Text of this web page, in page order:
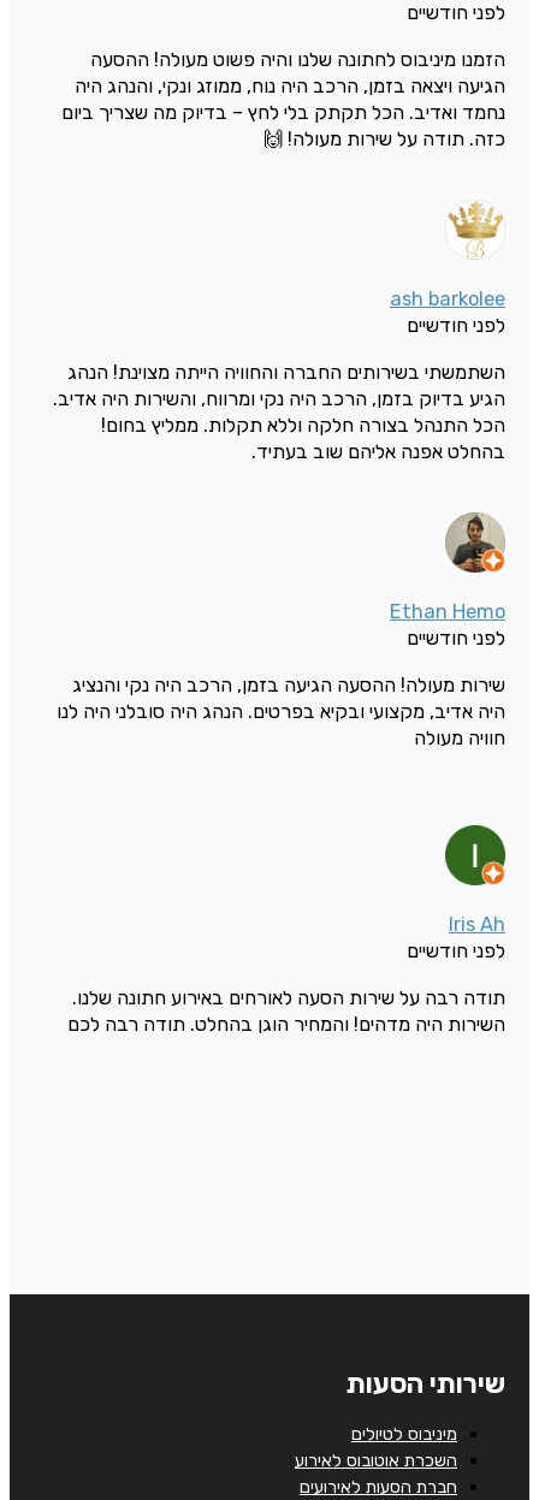
לפני חודשיים
הזמנו מיניבוס לחתונה שלנו והיה פשוט מעולה! ההסעה
הגיעה ויצאה בזמן, הרכב היה נוח, ממוזג ונקי, והנהג היה
נחמד ואדיב. הכל תקתק בלי לחץ – בדיוק מה שצריך ביום
כזה. תודה על שירות מעולה! 🙌
ash barkolee
לפני חודשיים
השתמשתי בשירותים החברה והחוויה הייתה מצוינת! הנהג
הגיע בדיוק בזמן, הרכב היה נקי ומרווח, והשירות היה אדיב.
הכל התנהל בצורה חלקה וללא תקלות. ממליץ בחום!
בהחלט אפנה אליהם שוב בעתיד.
Ethan Hemo
לפני חודשיים
שירות מעולה! ההסעה הגיעה בזמן, הרכב היה נקי והנציג
היה אדיב, מקצועי ובקיא בפרטים. הנהג היה סובלני היה לנו
חוויה מעולה
Iris Ah
לפני חודשיים
תודה רבה על שירות הסעה לאורחים באירוע חתונה שלנו.
השירות היה מדהים! והמחיר הוגן בהחלט. תודה רבה לכם
שירותי הסעות
מיניבוס לטיולים
השכרת אוטובוס לאירוע
חברת הסעות לאירועים